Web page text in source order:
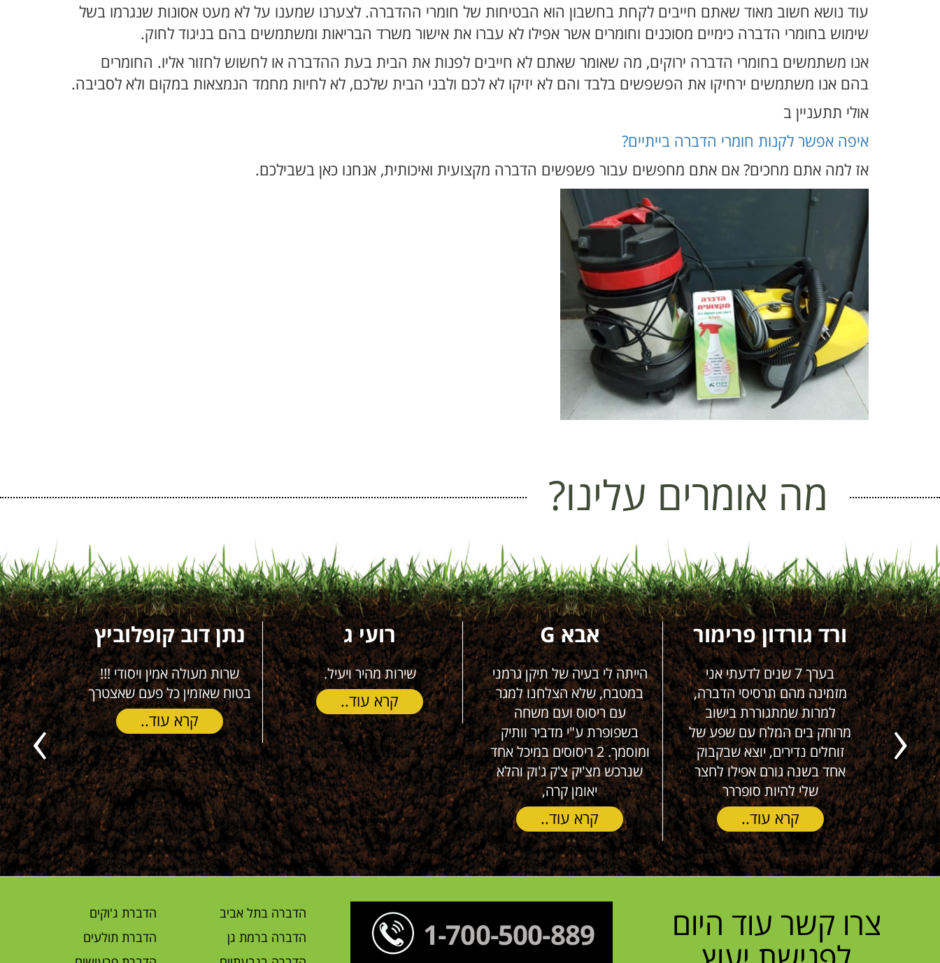
עוד נושא חשוב מאוד שאתם חייבים לקחת בחשבון הוא הבטיחות של חומרי ההדברה. לצערנו שמענו על לא מעט אסונות שנגרמו בשל
שימוש בחומרי הדברה כימיים מסוכנים וחומרים אשר אפילו לא עברו את אישור משרד הבריאות ומשתמשים בהם בניגוד לחוק.
אנו משתמשים בחומרי הדברה ירוקים, מה שאומר שאתם לא חייבים לפנות את הבית בעת ההדברה או לחשוש לחזור אליו. החומרים
בהם אנו משתמשים ירחיקו את הפשפשים בלבד והם לא יזיקו לא לכם ולבני הבית שלכם, לא לחיות מחמד הנמצאות במקום ולא לסביבה.
אולי תתעניין ב
איפה אפשר לקנות חומרי הדברה בייתיים?
אז למה אתם מחכים? אם אתם מחפשים עבור פשפשים הדברה מקצועית ואיכותית, אנחנו כאן בשבילכם.
מה אומרים עלינו?
ים
סבלנו
של
(!), במהלך
למעלה
ורד גורדון פרימור
בערך 7 שנים לדעתי אני
מזמינה מהם תרסיסי הדברה,
למרות שמתגוררת בישוב
מרוחק בים המלח עם שפע של
זוחלים נדירים, יוצא שבקבוק
אחד בשנה גורם אפילו לחצר
שלי להיות סופררר
קרא עוד..
אבא G
הייתה לי בעיה של תיקן גרמני
במטבח, שלא הצלחנו למגר
עם ריסוס ועם משחה
בשפופרת ע"י מדביר וותיק
ומוסמך. 2 ריסוסים במיכל אחד
שנרכש מצ'יק צ'ק ג'וק והלא
יאומן קרה,
קרא עוד..
רועי ג
שירות מהיר ויעיל.
קרא עוד..
נתן דוב קופלוביץ
שרות מעולה אמין ויסודי !!!
בטוח שאזמין כל פעם שאצטרך
קרא עוד..
משתמש
(חיצוני
תמורה
צרו קשר עוד היום
הדברה בתל אביב
הדברה ברמת גן
הדברת ג'וקים
הדברת תולעים